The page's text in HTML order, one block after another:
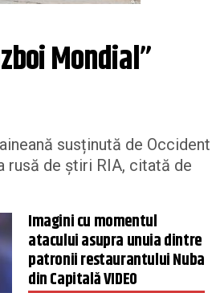
Mondial”
susținută de Occident
rusă de știri RIA, citată de
Imagini cu momentul
atacului asupra unuia dintre
patronii restaurantului Nuba
din Capitală VIDEO